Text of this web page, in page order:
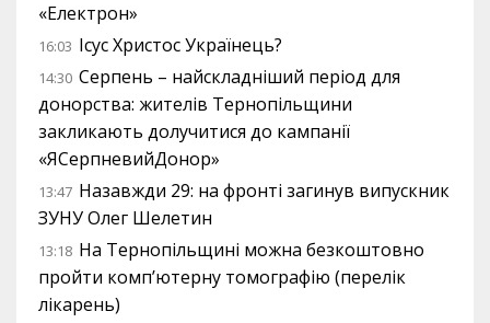
«Електрон»
16:03 Ісус Христос Українець?
14:30 Серпень – найскладніший період для
донорства: жителів Тернопільщини
закликають долучитися до кампанії
«ЯСерпневийДонор»
13:47 Назавжди 29: на фронті загинув випускник
ЗУНУ Олег Шелетин
13:18 На Тернопільщині можна безкоштовно
пройти комп’ютерну томографію (перелік
лікарень)